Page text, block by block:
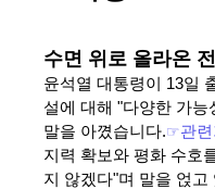
수면 위로 올라온
윤석열 대통령이 13일
설에 대해 "다양한 가능
말을 아꼈습니다.☞관
지력 확보와 평화 수호
지 않겠다"며 말을 얹고